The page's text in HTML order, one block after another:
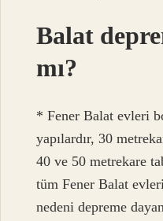
Balat
mı?
* Fener Balat evleri
yapılardır, 30
40 ve 50 metrekare
tüm Fener Balat
nedeni depreme